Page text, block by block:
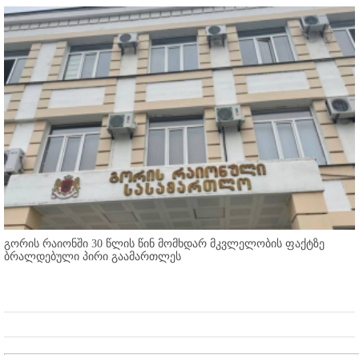
გორის რაიონში 30 წლის წინ მომხდარ მკვლელობის ფაქტზე
ბრალდებული პირი გაამართლეს